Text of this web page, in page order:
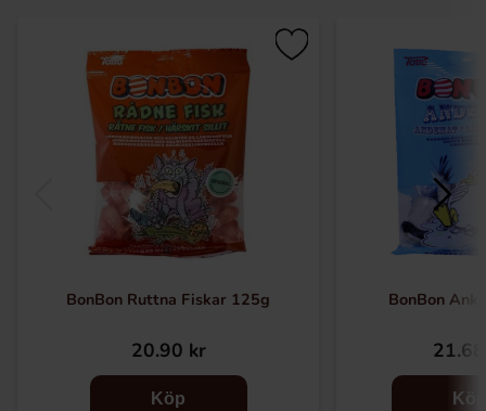
BonBon Ruttna Fiskar 125g
20.90 kr
Köp
BonBon
Köp